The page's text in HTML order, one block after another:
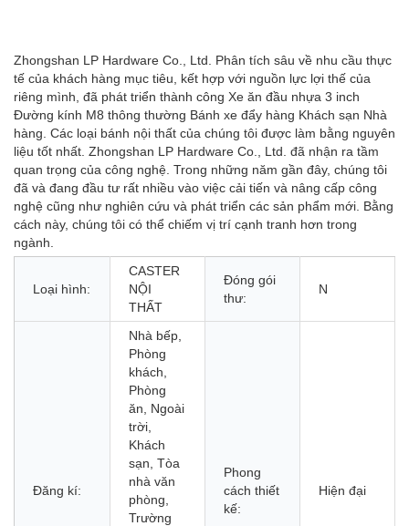
Zhongshan LP Hardware Co., Ltd. Phân tích sâu về nhu cầu thực
tế của khách hàng mục tiêu, kết hợp với nguồn lực lợi thế của
riêng mình, đã phát triển thành công Xe ăn đầu nhựa 3 inch
Đường kính M8 thông thường Bánh xe đẩy hàng Khách sạn Nhà
hàng. Các loại bánh nội thất của chúng tôi được làm bằng nguyên
liệu tốt nhất. Zhongshan LP Hardware Co., Ltd. đã nhận ra tầm
quan trọng của công nghệ. Trong những năm gần đây, chúng tôi
đã và đang đầu tư rất nhiều vào việc cải tiến và nâng cấp công
nghệ cũng như nghiên cứu và phát triển các sản phẩm mới. Bằng
cách này, chúng tôi có thể chiếm vị trí cạnh tranh hơn trong
ngành.
Loại hình:
CASTER
NỘI
THẤT
Đóng gói
thư:
N
Đăng kí:
Nhà bếp,
Phòng
khách,
Phòng
ăn, Ngoài
trời,
Khách
sạn, Tòa
nhà văn
phòng,
Trường
Phong
cách thiết
kế:
Hiện đại